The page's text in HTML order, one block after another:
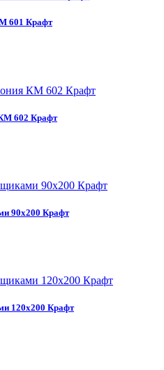
601 Крафт
602 Крафт
90х200 Крафт
120х200 Крафт